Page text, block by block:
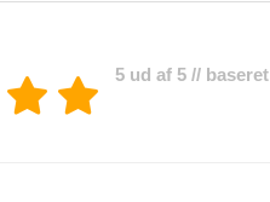
5 ud af 5 //